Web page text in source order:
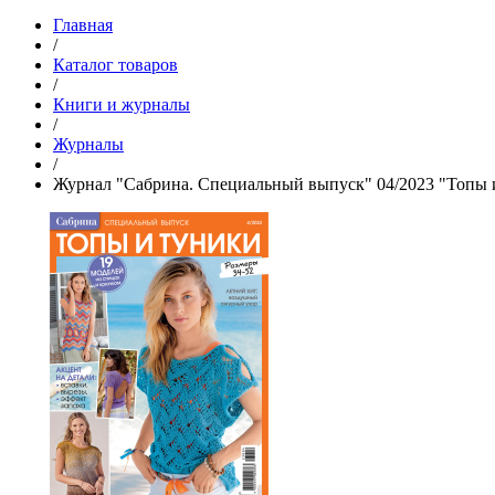
Главная
/
Каталог товаров
/
Книги и журналы
/
Журналы
/
Журнал "Сабрина. Специальный выпуск" 04/2023 "Топы